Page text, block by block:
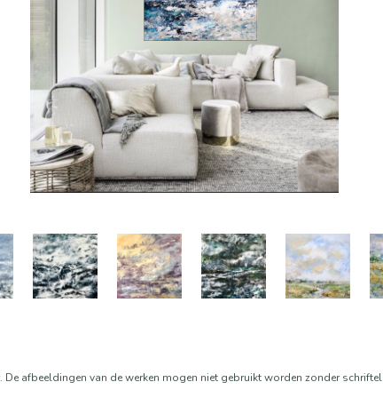
afbeeldingen van de werken mogen niet gebruikt worden zonder